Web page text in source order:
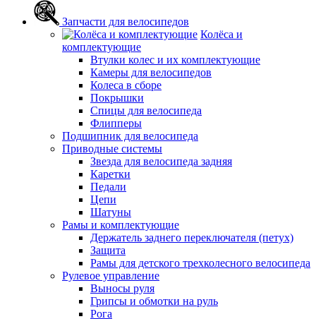
Запчасти для велосипедов
Колёса и
комплектующие
Втулки колес и их комплектующие
Камеры для велосипедов
Колеса в сборе
Покрышки
Спицы для велосипеда
Флипперы
Подшипник для велосипеда
Приводные системы
Звезда для велосипеда задняя
Каретки
Педали
Цепи
Шатуны
Рамы и комплектующие
Держатель заднего переключателя (петух)
Защита
Рамы для детского трехколесного велосипеда
Рулевое управление
Выносы руля
Грипсы и обмотки на руль
Рога